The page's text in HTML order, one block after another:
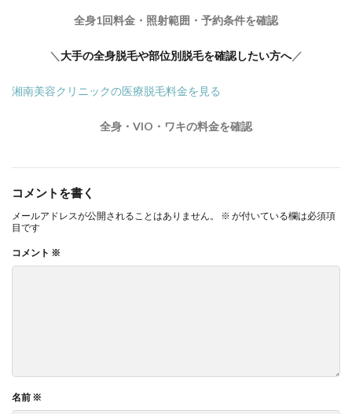
全身1回料金・照射範囲・予約条件を確認
＼ 大手の全身脱毛や部位別脱毛を確認したい方へ／
湘南美容クリニックの医療脱毛料金を見る
全身・VIO・ワキの料金を確認
コメントを書く
メールアドレスが公開されることはありません。 ※ が付いている欄は必須項
目です
コメント ※
名前 ※